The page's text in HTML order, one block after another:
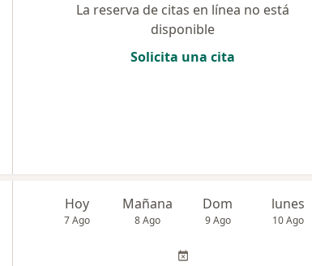
La reserva de citas en línea no está
disponible
Solicita una cita
Hoy
7 Ago
Mañana
8 Ago
Dom
9 Ago
lunes
10 Ago